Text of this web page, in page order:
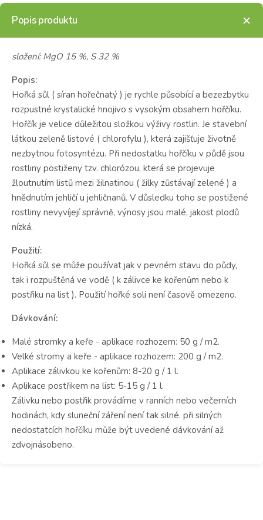
Popis produktu
složení: MgO 15 %, S 32 %
Popis:
Hořká sůl ( síran hořečnatý ) je rychle působící a bezezbytku
rozpustné krystalické hnojivo s vysokým obsahem hořčíku.
Hořčík je velice důležitou složkou výživy rostlin. Je stavební
látkou zeleně listové ( chlorofylu ), která zajišťuje životně
nezbytnou fotosyntézu. Při nedostatku hořčíku v půdě jsou
rostliny postiženy tzv. chlorózou, která se projevuje
žloutnutím listů mezi žilnatinou ( žilky zůstávají zelené ) a
hnědnutím jehličí u jehličnanů. V důsledku toho se postižené
rostliny nevyvíjejí správně, výnosy jsou malé, jakost plodů
nízká.
Použití:
Hořká sůl se může používat jak v pevném stavu do půdy,
tak i rozpuštěná ve vodě ( k zálivce ke kořenům nebo k
postřiku na list ). Použití hořké soli není časově omezeno.
Dávkování:
Malé stromky a keře - aplikace rozhozem: 50 g / m2.
Velké stromy a keře - aplikace rozhozem: 200 g / m2.
Aplikace zálivkou ke kořenům: 8-20 g / 1 l.
Aplikace postřikem na list: 5-15 g / 1 l.
Zálivku nebo postřik provádíme v ranních nebo večerních
hodinách, kdy sluneční záření není tak silné. při silných
nedostatcích hořčíku může být uvedené dávkování až
zdvojnásobeno.